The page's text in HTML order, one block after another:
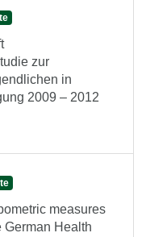
zur
in
2009 – 2012
measures
German Health